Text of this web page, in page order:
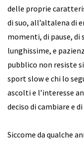
delle proprie
di suo, all’altalena di
momenti, di pause, di
lunghissime, e
pubblico non resiste
sport slow e chi lo
ascolti e l’interesse
deciso di cambiare e
Siccome da qualche